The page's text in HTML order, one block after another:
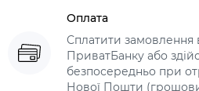
Оплата
Сплатити замовлення
ПриватБанку або
безпосередньо при
Нової Пошти